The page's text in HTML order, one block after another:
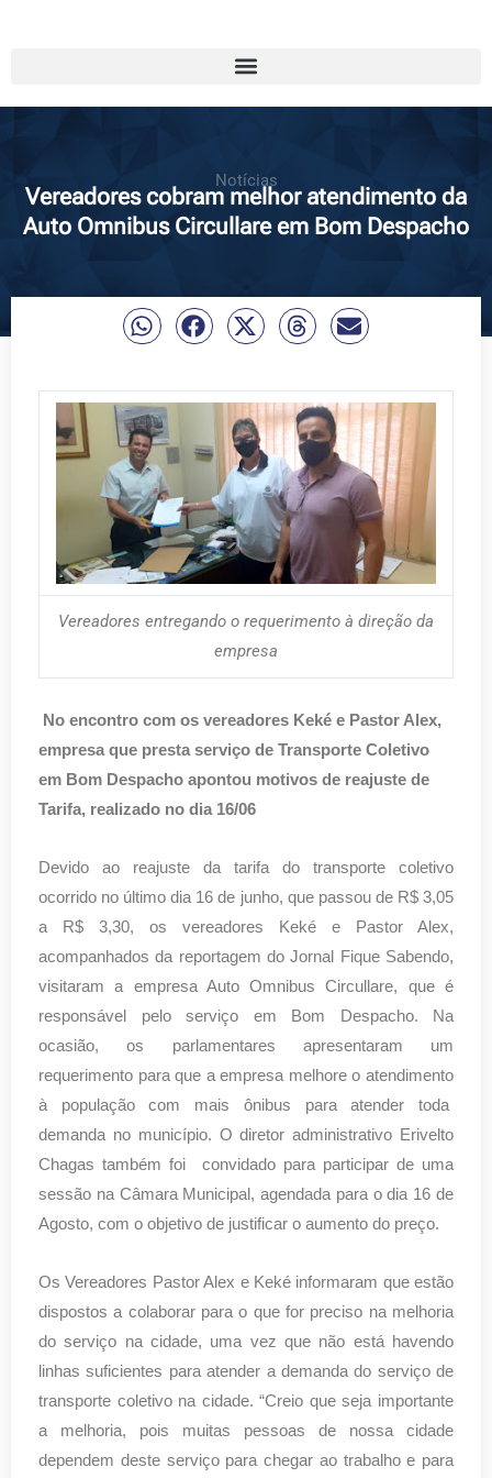
Notícias
Vereadores cobram melhor atendimento da
Auto Omnibus Circullare em Bom Despacho
Vereadores entregando o requerimento à direção da
empresa
No encontro com os vereadores Keké e Pastor Alex,
empresa que presta serviço de Transporte Coletivo
em Bom Despacho apontou motivos de reajuste de
Tarifa, realizado no dia 16/06
Devido ao reajuste da tarifa do transporte coletivo
ocorrido no último dia 16 de junho, que passou de R$ 3,05
a R$ 3,30, os vereadores Keké e Pastor Alex,
acompanhados da reportagem do Jornal Fique Sabendo,
visitaram a empresa Auto Omnibus Circullare, que é
responsável pelo serviço em Bom Despacho. Na
ocasião, os parlamentares apresentaram um
requerimento para que a empresa melhore o atendimento
à população com mais ônibus para atender toda
demanda no município. O diretor administrativo Erivelto
Chagas também foi convidado para participar de uma
sessão na Câmara Municipal, agendada para o dia 16 de
Agosto, com o objetivo de justificar o aumento do preço.
Os Vereadores Pastor Alex e Keké informaram que estão
dispostos a colaborar para o que for preciso na melhoria
do serviço na cidade, uma vez que não está havendo
linhas suficientes para atender a demanda do serviço de
transporte coletivo na cidade. “Creio que seja importante
a melhoria, pois muitas pessoas de nossa cidade
dependem deste serviço para chegar ao trabalho e para